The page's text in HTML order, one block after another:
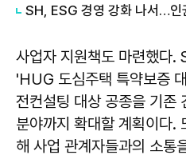
사업자 지원책도 마련했다.
'HUG 도심주택 특약보증
전컨설팅 대상 공종을 기존
분야까지 확대할 계획이다.
해 사업 관계자들과의 소통